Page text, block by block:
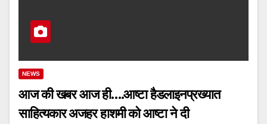
NEWS
आज की खबर आज ही….आष्टा हैडलाइनप्रख्यात
साहित्यकार अजहर हाशमी को आष्टा ने दी